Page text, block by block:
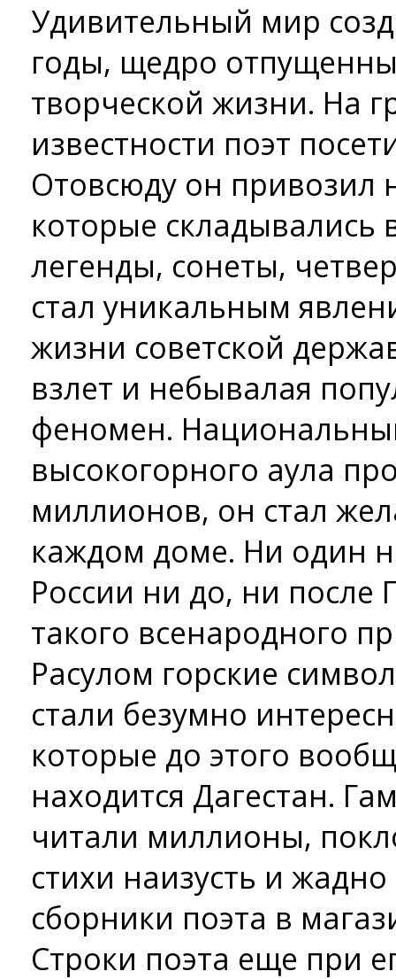
Удивительный мир
годы, щедро
творческой жизни. На
известности поэт
Отовсюду он привозил
которые складывались
легенды, сонеты,
стал уникальным
жизни советской
взлет и небывалая
феномен.
высокогорного аула
миллионов, он стал
каждом доме. Ни один
России ни до, ни после
такого всенародного
Расулом горские
стали безумно
которые до этого
находится Дагестан.
читали миллионы,
стихи наизусть и
сборники поэта в
Строки поэта еще при